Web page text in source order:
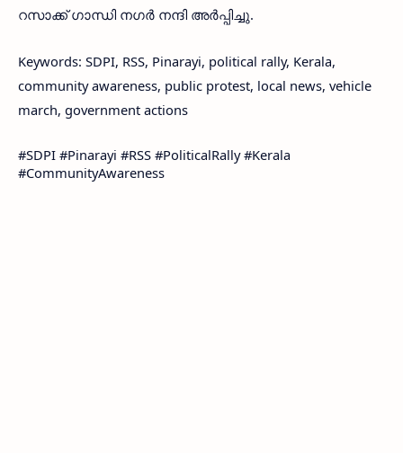
റസാക്ക് ഗാന്ധി നഗര്‍ നന്ദി അർപ്പിച്ചു.
Keywords: SDPI, RSS, Pinarayi, political rally, Kerala,
community awareness, public protest, local news, vehicle
march, government actions
#SDPI #Pinarayi #RSS #PoliticalRally #Kerala
#CommunityAwareness